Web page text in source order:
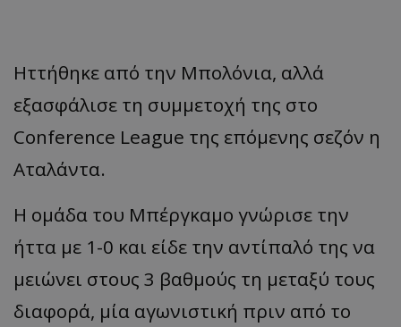
Ηττήθηκε από την Μπολόνια, αλλά
εξασφάλισε τη συμμετοχή της στο
Conference League της επόμενης σεζόν η
Αταλάντα.
Η ομάδα του Μπέργκαμο γνώρισε την
ήττα με 1-0 και είδε την αντίπαλό της να
μειώνει στους 3 βαθμούς τη μεταξύ τους
διαφορά, μία αγωνιστική πριν από το